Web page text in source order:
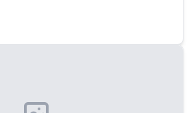
направлений деятельности. ИИ
развитие бренда.